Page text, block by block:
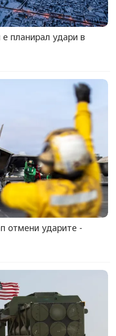
планирал удари в
отмени ударите -